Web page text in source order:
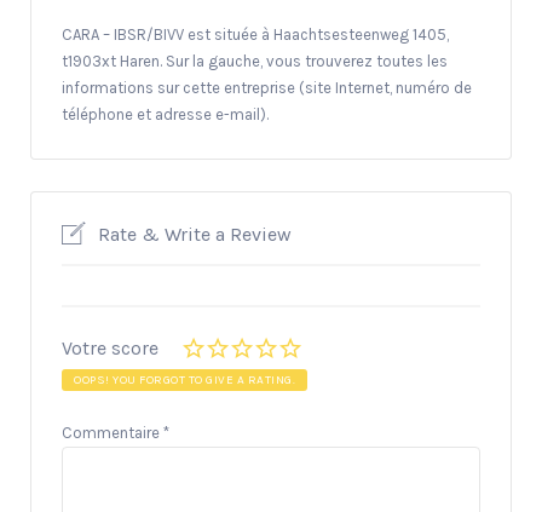
CARA – IBSR/BIVV est située à Haachtsesteenweg 1405,
t1903xt Haren. Sur la gauche, vous trouverez toutes les
informations sur cette entreprise (site Internet, numéro de
téléphone et adresse e-mail).
Rate & Write a Review
Votre score
OOPS! YOU FORGOT TO GIVE A RATING.
Commentaire *